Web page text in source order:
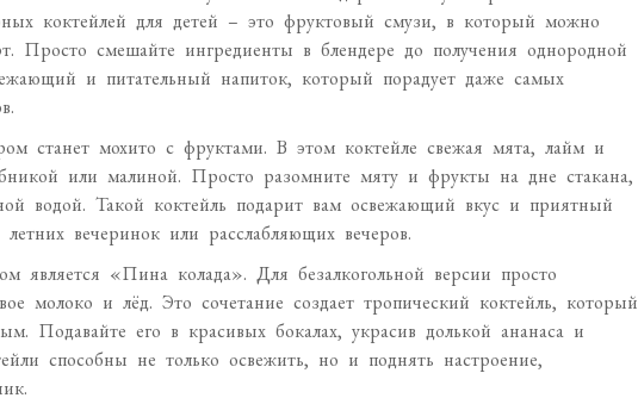
коктейлей для детей – это фруктовый смузи, в который можно
Просто смешайте ингредиенты в блендере до получения однородной
и питательный напиток, который порадует даже самых
станет мохито с фруктами. В этом коктейле свежая мята, лайм и
или малиной. Просто разомните мяту и фрукты на дне стакана,
водой. Такой коктейль подарит вам освежающий вкус и приятный
вечеринок или расслабляющих вечеров.
является «Пина колада». Для безалкогольной версии просто
молоко и лёд. Это сочетание создает тропический коктейль, который
Подавайте его в красивых бокалах, украсив долькой ананаса и
способны не только освежить, но и поднять настроение,